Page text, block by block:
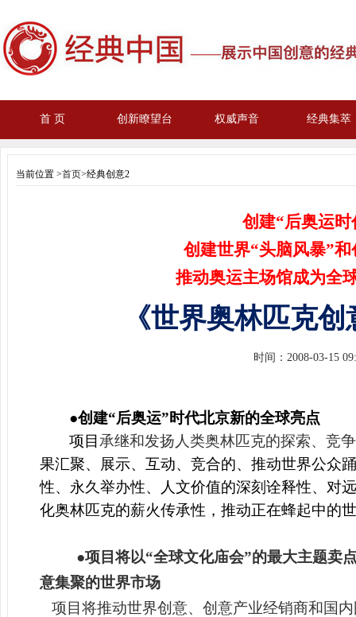
首 页 创新瞭望台 权威声音 经典集萃
当前位置 >首页>经典创意2
创建“后奥运
创建世界“头脑风暴”
推动奥运主场馆成为全
《世界奥林匹克
时间： 2008-03-15
●创建“后奥运”时代北京新的全球亮点
项目 承继和发扬人类奥林匹克的探索、竞
果汇聚、展示、互动、竞合的、推动世界公众
性、永久举办性、人文价值的深刻诠释性、对
化奥林匹克的薪火传承性，推动正在蜂起中的
●项目将以“全球文化庙会”的最大主题卖
意集聚的世界市场
项目将推动世界创意、创意产业经销商和国